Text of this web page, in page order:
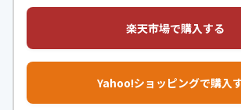
楽天市場で購入する
Yahoo!ショッピングで購入